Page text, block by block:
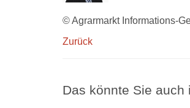
© Agrarmarkt Informations-
Zurück
Das könnte Sie auch